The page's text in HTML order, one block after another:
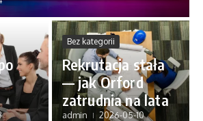
Bez kategorii
Rekrutacja stała
— jak Orford
zatrudnia na lata
admin 2026-05-10